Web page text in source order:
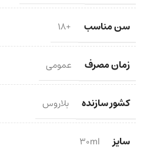
سن مناسب +18
زمان مصرف عمومی
کشور سازنده بلاروس
سایز 30ml